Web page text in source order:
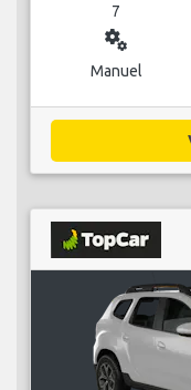
7
miscellaneous_services
Manuel